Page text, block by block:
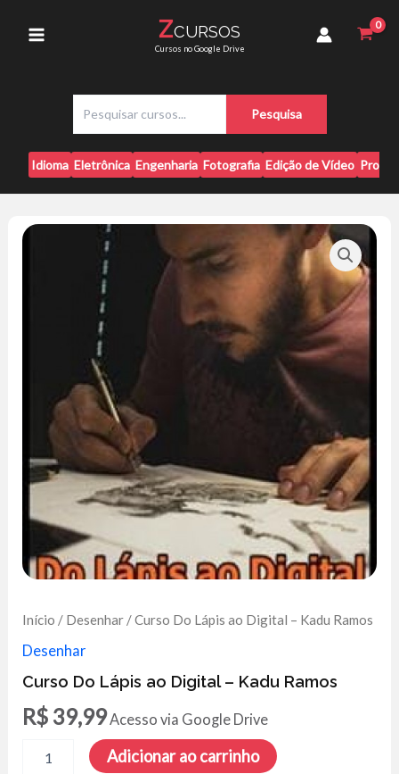
Menu
ZCURSOS
Cursos no Google Drive
s
q
u
i
a
Pesquisa
Idioma Eletrônica Engenharia Fotografia Edição de Vídeo
Início / Desenhar / Curso Do Lápis ao Digital – Kadu Ramos
Desenhar
Curso Do Lápis ao Digital – Kadu Ramos
R$ 39,99Acesso via Google Drive
Adicionar ao carrinho
Digital